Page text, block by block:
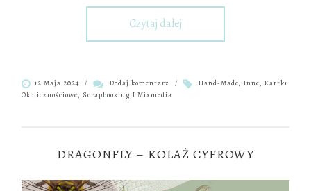
Czytaj dalej
12 Maja 2024 / Dodaj komentarz / Hand-Made,Inne,Kartki
Okolicznościowe, Scrapbooking I Mixmedia
DRAGONFLY – KOLAŻ CYFROWY